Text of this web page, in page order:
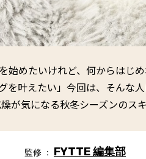
始めたいけれど、何からはじ
を叶えたい」今回は、そんな
が気になる秋冬シーズンのス
監修 ： FYTTE 編集部